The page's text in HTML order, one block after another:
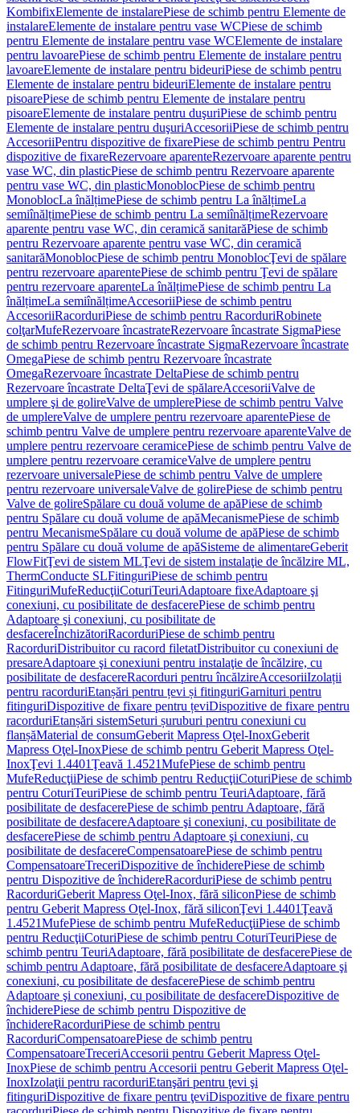
KombifixElemente de instalarePiese de schimb pentru Elemente de
instalareElemente de instalare pentru vase WCPiese de schimb
pentru Elemente de instalare pentru vase WCElemente de instalare
pentru lavoarePiese de schimb pentru Elemente de instalare pentru
lavoareElemente de instalare pentru bideuriPiese de schimb pentru
Elemente de instalare pentru bideuriElemente de instalare pentru
pisoarePiese de schimb pentru Elemente de instalare pentru
pisoareElemente de instalare pentru duşuriPiese de schimb pentru
Elemente de instalare pentru duşuriAccesoriiPiese de schimb pentru
AccesoriiPentru dispozitive de fixarePiese de schimb pentru Pentru
dispozitive de fixareRezervoare aparenteRezervoare aparente pentru
vase WC, din plasticPiese de schimb pentru Rezervoare aparente
pentru vase WC, din plasticMonoblocPiese de schimb pentru
MonoblocLa înălțimePiese de schimb pentru La înălțimeLa
semiînălțimePiese de schimb pentru La semiînălțimeRezervoare
aparente pentru vase WC, din ceramică sanitarăPiese de schimb
pentru Rezervoare aparente pentru vase WC, din ceramică
sanitarăMonoblocPiese de schimb pentru MonoblocŢevi de spălare
pentru rezervoare aparentePiese de schimb pentru Ţevi de spălare
pentru rezervoare aparenteLa înălțimePiese de schimb pentru La
înălțimeLa semiînălțimeAccesoriiPiese de schimb pentru
AccesoriiRacorduriPiese de schimb pentru RacorduriRobinete
colţarMufeRezervoare încastrateRezervoare încastrate SigmaPiese
de schimb pentru Rezervoare încastrate SigmaRezervoare încastrate
OmegaPiese de schimb pentru Rezervoare încastrate
OmegaRezervoare încastrate DeltaPiese de schimb pentru
Rezervoare încastrate DeltaŢevi de spălareAccesoriiValve de
umplere şi de golireValve de umplerePiese de schimb pentru Valve
de umplereValve de umplere pentru rezervoare aparentePiese de
schimb pentru Valve de umplere pentru rezervoare aparenteValve de
umplere pentru rezervoare ceramicePiese de schimb pentru Valve de
umplere pentru rezervoare ceramiceValve de umplere pentru
rezervoare universalePiese de schimb pentru Valve de umplere
pentru rezervoare universaleValve de golirePiese de schimb pentru
Valve de golireSpălare cu două volume de apăPiese de schimb
pentru Spălare cu două volume de apăMecanismePiese de schimb
pentru MecanismeSpălare cu două volume de apăPiese de schimb
pentru Spălare cu două volume de apăSisteme de alimentareGeberit
FlowFitŢevi de sistem MLŢevi de sistem instalaţie de încălzire ML,
ThermConducte SLFitinguriPiese de schimb pentru
FitinguriMufeReducţiiCoturiTeuriAdaptoare fixeAdaptoare şi
conexiuni, cu posibilitate de desfacerePiese de schimb pentru
Adaptoare şi conexiuni, cu posibilitate de
desfacereÎnchizătoriRacorduriPiese de schimb pentru
RacorduriDistribuitor cu racord filetatDistribuitor cu conexiuni de
presareAdaptoare şi conexiuni pentru instalaţie de încălzire, cu
posibilitate de desfacereRacorduri pentru încălzireAccesoriiIzolații
pentru racorduriEtanșări pentru țevi și fitinguriGarnituri pentru
fitinguriDispozitive de fixare pentru țeviDispozitive de fixare pentru
racorduriEtanșări sistemSeturi șuruburi pentru conexiuni cu
flanșăMaterial de consumGeberit Mapress Oţel-InoxGeberit
Mapress Oţel-InoxPiese de schimb pentru Geberit Mapress Oţel-
InoxŢevi 1.4401Ţeavă 1.4521MufePiese de schimb pentru
MufeReducţiiPiese de schimb pentru ReducţiiCoturiPiese de schimb
pentru CoturiTeuriPiese de schimb pentru TeuriAdaptoare, fără
posibilitate de desfacerePiese de schimb pentru Adaptoare, fără
posibilitate de desfacereAdaptoare şi conexiuni, cu posibilitate de
desfacerePiese de schimb pentru Adaptoare şi conexiuni, cu
posibilitate de desfacereCompensatoarePiese de schimb pentru
CompensatoareTreceriDispozitive de închiderePiese de schimb
pentru Dispozitive de închidereRacorduriPiese de schimb pentru
RacorduriGeberit Mapress Oţel-Inox, fără siliconPiese de schimb
pentru Geberit Mapress Oţel-Inox, fără siliconŢevi 1.4401Ţeavă
1.4521MufePiese de schimb pentru MufeReducţiiPiese de schimb
pentru ReducţiiCoturiPiese de schimb pentru CoturiTeuriPiese de
schimb pentru TeuriAdaptoare, fără posibilitate de desfacerePiese de
schimb pentru Adaptoare, fără posibilitate de desfacereAdaptoare şi
conexiuni, cu posibilitate de desfacerePiese de schimb pentru
Adaptoare şi conexiuni, cu posibilitate de desfacereDispozitive de
închiderePiese de schimb pentru Dispozitive de
închidereRacorduriPiese de schimb pentru
RacorduriCompensatoarePiese de schimb pentru
CompensatoareTreceriAccesorii pentru Geberit Mapress Oţel-
InoxPiese de schimb pentru Accesorii pentru Geberit Mapress Oţel-
InoxIzolaţii pentru racorduriEtanşări pentru ţevi şi
fitinguriDispozitive de fixare pentru ţeviDispozitive de fixare pentru